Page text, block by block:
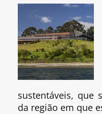
sustentáveis, que
da região em que